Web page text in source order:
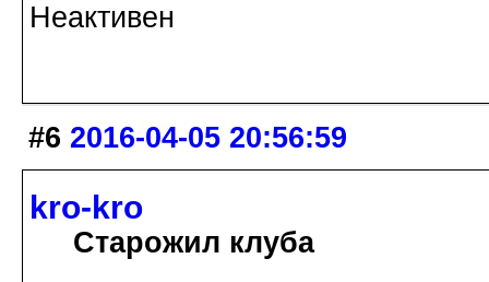
Неактивен
#6 2016-04-05 20:56:59
kro-kro
Старожил клуба